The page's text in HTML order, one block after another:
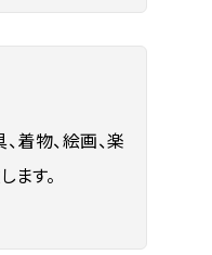
着物、絵画、楽
ます。